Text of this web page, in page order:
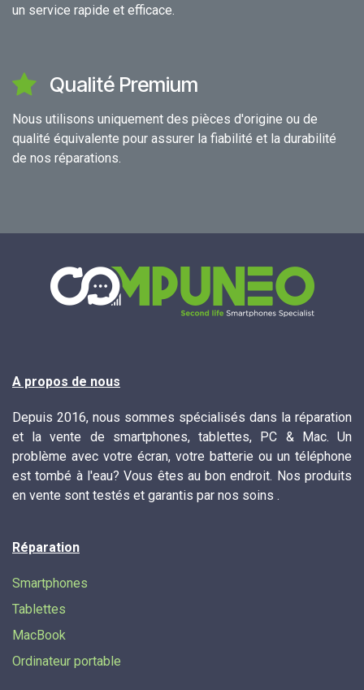
un service rapide et efficace.
Qualité Premium
Nous utilisons uniquement des pièces d'origine ou de
qualité équivalente pour assurer la fiabilité et la durabilité
de nos réparations.
A propos de nous
Depuis 2016, nous sommes spécialisés dans la réparation
et la vente de smartphones, tablettes, PC & Mac. Un
problème avec votre écran, votre batterie ou un téléphone
est tombé à l'eau? Vous êtes au bon endroit. Nos produits
en vente sont testés et garantis par nos soins .
Réparation
Smartphones
Tablettes
MacBook
Ordinateur portable